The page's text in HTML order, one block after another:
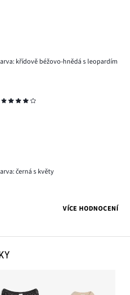
křídově béžovo-hnědá s leopardím
černá s květy
VÍCE HODNOCENÍ